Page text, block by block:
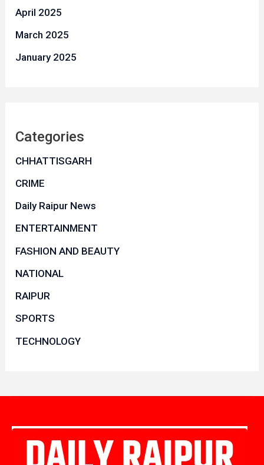
April 2025
March 2025
January 2025
Categories
CHHATTISGARH
CRIME
Daily Raipur News
ENTERTAINMENT
FASHION AND BEAUTY
NATIONAL
RAIPUR
SPORTS
TECHNOLOGY